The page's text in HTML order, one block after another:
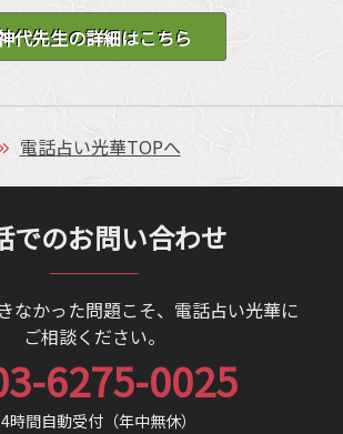
代先生の詳細はこちら
電話占い光華TOPへ
でのお問い合わせ
なかった問題こそ、電話占い光華に
ご相談ください。
6275-0025
時間自動受付（年中無休）